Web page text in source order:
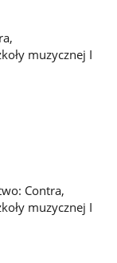
muzycznej I
Contra,
muzycznej I